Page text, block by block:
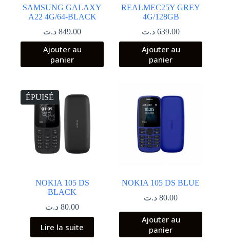
SAMSUNG GALAXY
A22 4G/64-BLACK
849.00 د.ت
Ajouter au
panier
REALMEC25Y GREY
4G/128GB
639.00 د.ت
Ajouter au
panier
ÉPUISÉ
NOKIA 105 DS
BLACK
80.00 د.ت
Lire la suite
NOKIA 105 DS BLUE
80.00 د.ت
Ajouter au
panier